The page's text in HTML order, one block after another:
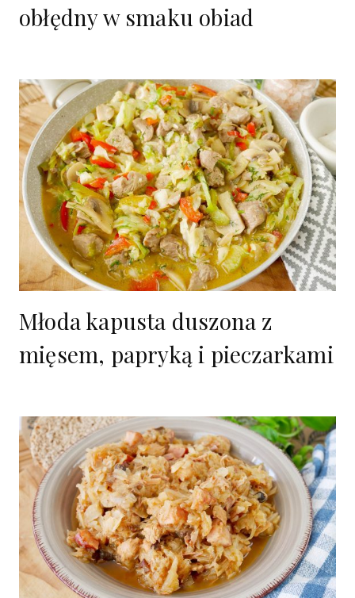
obłędny w smaku obiad
Młoda kapusta duszona z
mięsem, papryką i pieczarkami